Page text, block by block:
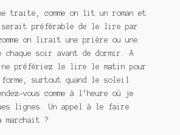
traite, comme on lit un roman et
serait préférable de le lire par
on lirait une prière ou une
soir avant de dormir. A
ne préfériez le lire le matin pour
forme, surtout quand le soleil
vous comme à l’heure où je
lignes. Un appel à le faire
marchait ?